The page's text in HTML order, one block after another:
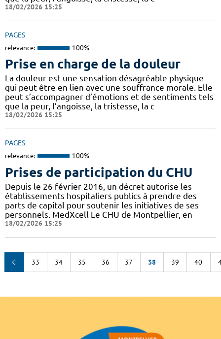
18/02/2026 15:25
PAGES
relevance: 100%
Prise en charge de la douleur
La douleur est une sensation désagréable physique
qui peut être en lien avec une souffrance morale. Elle
peut s’accompagner d’émotions et de sentiments tels
que la peur, l’angoisse, la tristesse, la c
18/02/2026 15:25
PAGES
relevance: 100%
Prises de participation du CHU
Depuis le 26 février 2016, un décret autorise les
établissements hospitaliers publics à prendre des
parts de capital pour soutenir les initiatives de ses
personnels. MedXcell Le CHU de Montpellier, en
18/02/2026 15:25
33 34 35 36 37 38 39 40